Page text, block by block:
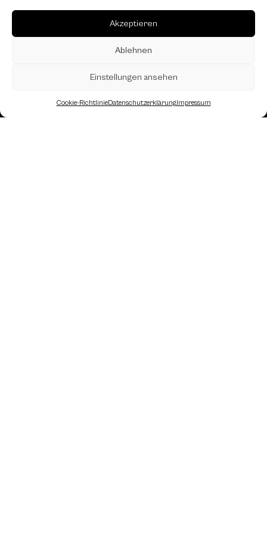
Akzeptieren
Ablehnen
Einstellungen ansehen
Cookie-RichtlinieDatenschutzerklärungImpressum